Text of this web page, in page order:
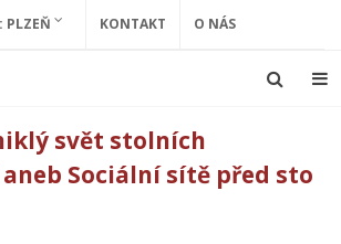
PLZEŇ KONTAKT O NÁS
svět stolních
Sociální sítě před sto